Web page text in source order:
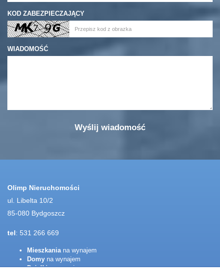
KOD ZABEZPIECZAJĄCY
WIADOMOŚĆ
Olimp Nieruchomości
ul. Libelta 10/2
85-080 Bydgoszcz
tel: 531 266 669
Mieszkaniana wynajem
Domy na wynajem
Działkina wynajem